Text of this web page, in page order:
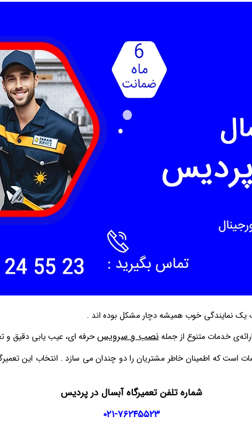
یک نمایندگی خوب همیشه دچار مشکل بوده اند .
خدمات متنوع از جملهنصب و سرویسحرفه‌ ای، عیب‌ یابی دقیق و
است که اطمینان خاطر مشتریان را دو چندان می‌ سازد . انتخاب این
شماره تلفن تعمیرگاه آبسال در پردیس
۰۲۱-۷۶۲۴۵۵۲۳